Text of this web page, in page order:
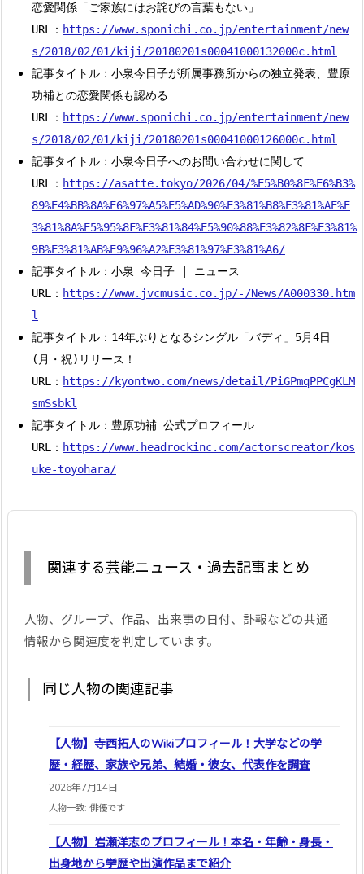
恋愛関係「ご家族にはお詫びの言葉もない」
URL： https://www.sponichi.co.jp/entertainment/new
s/2018/02/01/kiji/20180201s00041000132000c.html
記事タイトル：小泉今日子が所属事務所からの独立発表、豊原
功補との恋愛関係も認める
URL： https://www.sponichi.co.jp/entertainment/new
s/2018/02/01/kiji/20180201s00041000126000c.html
記事タイトル：小泉今日子へのお問い合わせに関して
URL： https://asatte.tokyo/2026/04/%E5%B0%8F%E6%B3%
89%E4%BB%8A%E6%97%A5%E5%AD%90%E3%81%B8%E3%81%AE%E
3%81%8A%E5%95%8F%E3%81%84%E5%90%88%E3%82%8F%E3%81%
9B%E3%81%AB%E9%96%A2%E3%81%97%E3%81%A6/
記事タイトル：小泉 今日子 | ニュース
URL： https://www.jvcmusic.co.jp/-/News/A000330.htm
l
記事タイトル：14年ぶりとなるシングル「バディ」5月4日
(月・祝)リリース！
URL： https://kyontwo.com/news/detail/PiGPmqPPCgKLM
smSsbkl
記事タイトル：豊原功補 公式プロフィール
URL： https://www.headrockinc.com/actorscreator/kos
uke-toyohara/
関連する芸能ニュース・過去記事まとめ
人物、グループ、作品、出来事の日付、訃報などの共通
情報から関連度を判定しています。
同じ人物の関連記事
【人物】寺西拓人のWikiプロフィール！大学などの学
歴・経歴、家族や兄弟、結婚・彼女、代表作を調査
2026年7月14日
人物一致: 俳優です
【人物】岩瀬洋志のプロフィール！本名・年齢・身長・
出身地から学歴や出演作品まで紹介